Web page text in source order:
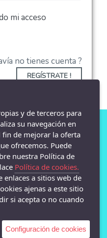
mi acceso
no tienes cuenta ?
REGÍSTRATE !
27001 (Lugo)
y de terceros para
su navegación en
fin de mejorar la oferta
ofrecemos. Puede
nuestra Política de
Política de cookies.
enlaces a sitios web de
ajenas a este sitio
si acepta o no cuando
Configuración de cookies